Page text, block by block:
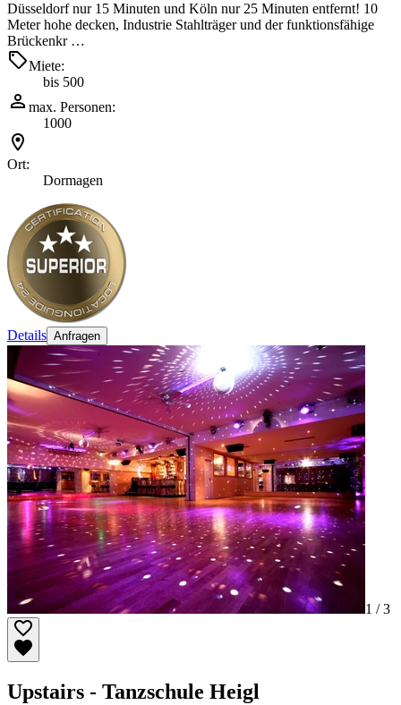
Düsseldorf nur 15 Minuten und Köln nur 25 Minuten entfernt! 10
Meter hohe decken, Industrie Stahlträger und der funktionsfähige
Brückenkr …
Miete:
bis 500
max. Personen:
1000
Ort:
Dormagen
Details Anfragen
1 /3
Upstairs - Tanzschule Heigl